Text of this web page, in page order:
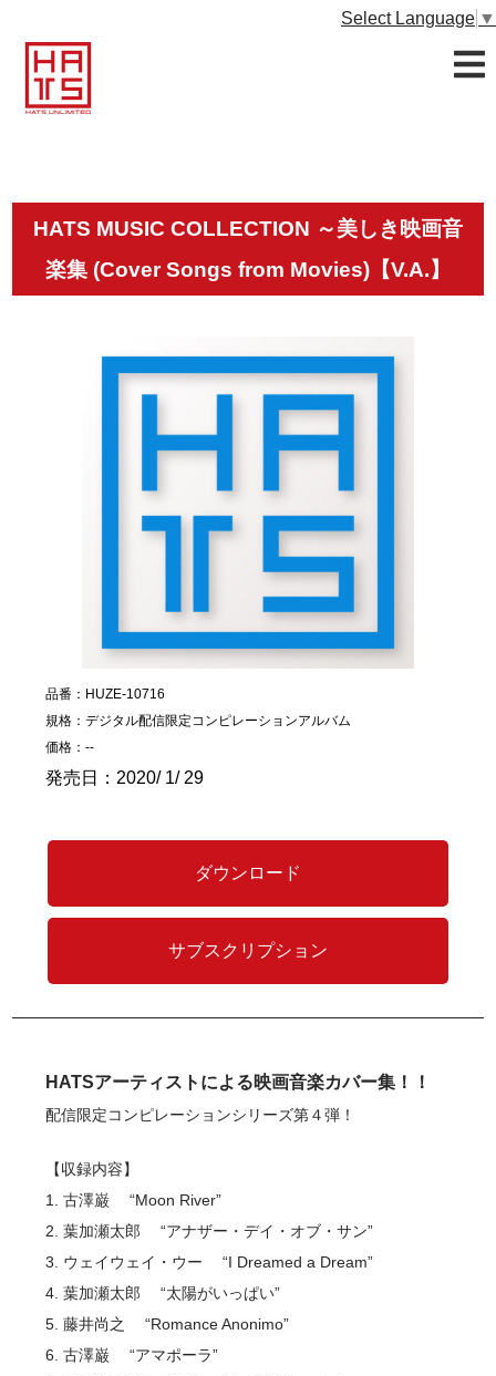
Select Language ▼
HATS MUSIC COLLECTION ～美しき映画音
楽集 (Cover Songs from Movies)【V.A.】
品番：HUZE-10716
規格：デジタル配信限定コンピレーションアルバム
価格：--
発売日：2020/ 1/ 29
ダウンロード
サブスクリプション
HATSアーティストによる映画音楽カバー集！！
配信限定コンピレーションシリーズ第４弾！
【収録内容】
1. 古澤巌 “Moon River”
2. 葉加瀬太郎 “アナザー・デイ・オブ・サン”
3. ウェイウェイ・ウー “I Dreamed a Dream”
4. 葉加瀬太郎 “太陽がいっぱい”
5. 藤井尚之 “Romance Anonimo”
6. 古澤巌 “アマポーラ”